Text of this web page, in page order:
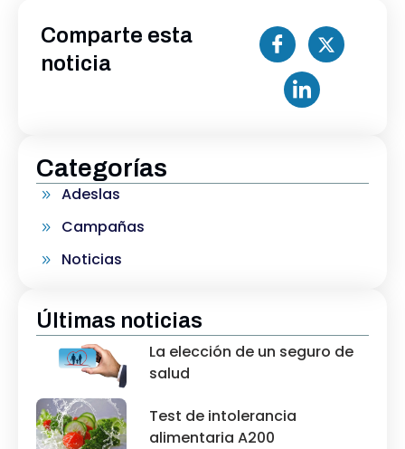
Comparte esta
noticia
Categorías
Adeslas
Campañas
Noticias
Últimas noticias
La elección de un seguro de
salud
Test de intolerancia
alimentaria A200